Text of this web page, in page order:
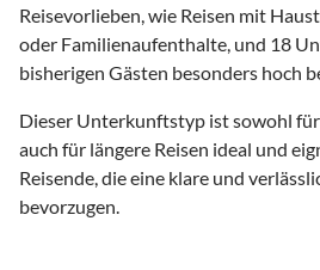
Reisevorlieben, wie Reisen mit
oder Familienaufenthalte, und 18
bisherigen Gästen besonders hoch
Dieser Unterkunftstyp ist sowohl
auch für längere Reisen ideal und
Reisende, die eine klare und
bevorzugen.